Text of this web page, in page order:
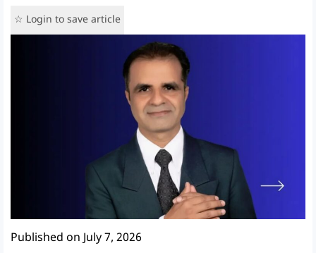
☆ Login to save article
Published on July 7, 2026